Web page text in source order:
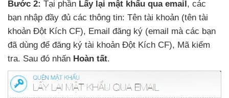
Bước 2: Tại phần Lấy lại mật khẩu qua email, các
bạn nhập đầy đủ các thông tin: Tên tài khoản (tên tài
khoản Đột Kích CF), Email đăng ký (email mà các bạn
đã dùng để đăng ký tài khoản Đột Kích CF), Mã kiểm
tra. Sau đó nhấn Hoàn tất.